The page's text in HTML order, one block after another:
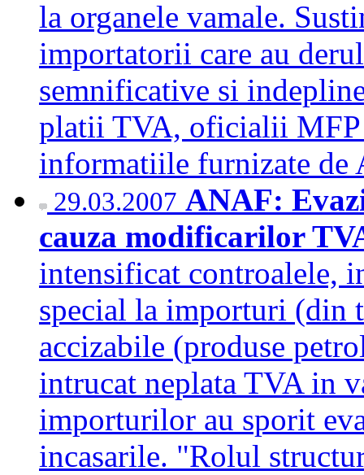
la organele vamale.
importatorii care au
semnificative si
platii TVA, oficialii MFP
informatiile furnizate
29.03.2007 ANAF:
cauza modificarilor
intensificat controalele,
special la importuri (din
accizabile (produse
intrucat neplata TVA in
importurilor au sporit
incasarile. "Rolul